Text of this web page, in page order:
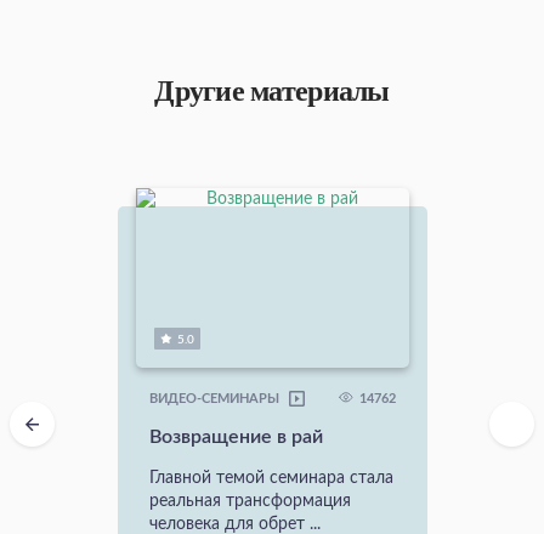
Другие материалы
5.0
ВИДЕО-СЕМИНАРЫ 14762
Возвращение в рай
Главной темой семинара стала
реальная трансформация
человека для обрет ...